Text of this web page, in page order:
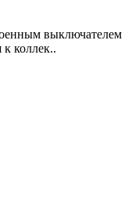
выключателем
коллек..